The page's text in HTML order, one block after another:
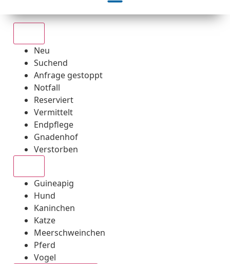
Neu
Suchend
Anfrage gestoppt
Notfall
Reserviert
Vermittelt
Endpflege
Gnadenhof
Verstorben
Guineapig
Hund
Kaninchen
Katze
Meerschweinchen
Pferd
Vogel